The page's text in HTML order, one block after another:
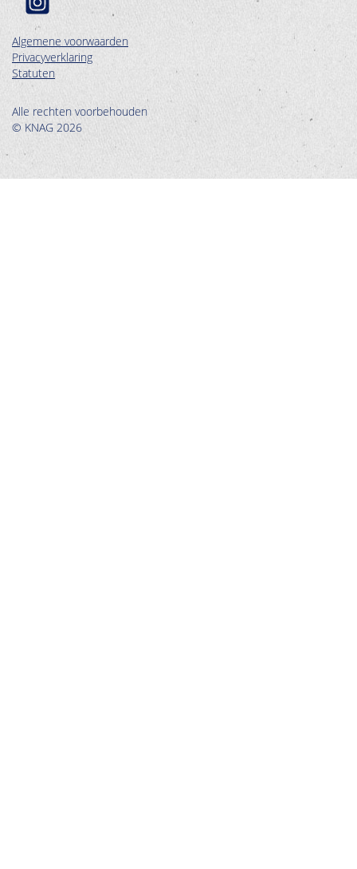
Algemene voorwaarden
Privacyverklaring
Statuten
Alle rechten voorbehouden
© KNAG 2026